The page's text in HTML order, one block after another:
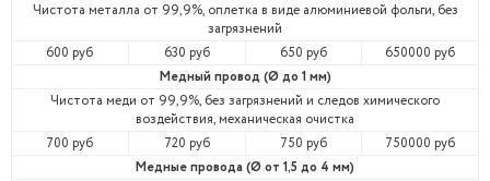
Чистота металла от 99,9%, оплетка в виде алюминиевой фольги, без
загрязнений
600 руб
630 руб 650 руб
650000 руб
Медный провод (Ø до 1 мм)
Чистота меди от 99,9%, без загрязнений и следов химического
воздействия, механическая очистка
700 руб
720 руб 750 руб
750000 руб
Медные провода (Ø от 1,5 до 4 мм)